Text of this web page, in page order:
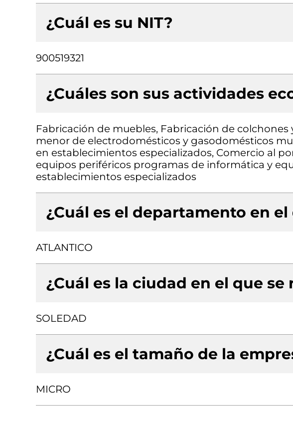
¿Cuál es su NIT?
900519321
¿Cuáles son sus actividades
Fabricación de muebles, Fabricación de colchones
menor de electrodomésticos y gasodomésticos
en establecimientos especializados, Comercio al
equipos periféricos programas de informática y
establecimientos especializados
¿Cuál es el departamento en
ATLANTICO
¿Cuál es la ciudad en el que se
SOLEDAD
¿Cuál es el tamaño de la
MICRO